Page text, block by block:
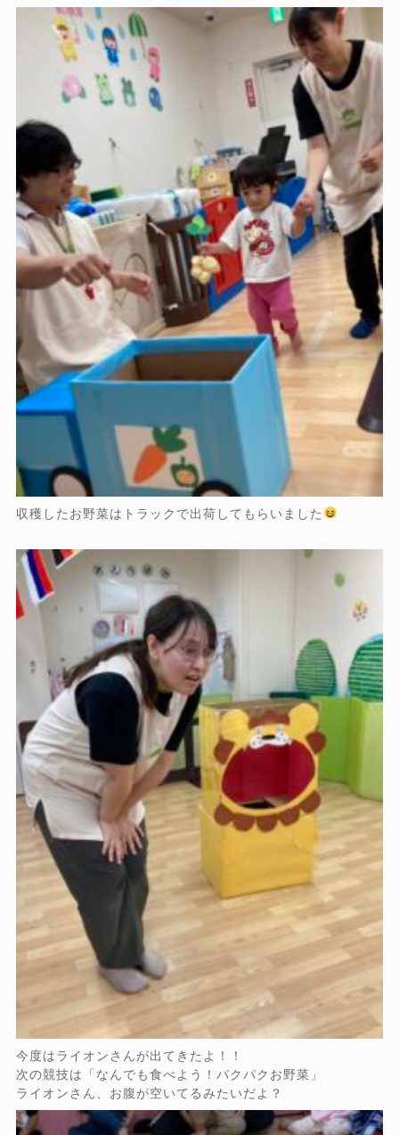
収穫したお野菜はトラックで出荷してもらいました
今度はライオンさんが出てきたよ！！
次の競技は「なんでも食べよう！パクパクお野菜」
ライオンさん、お腹が空いてるみたいだよ？